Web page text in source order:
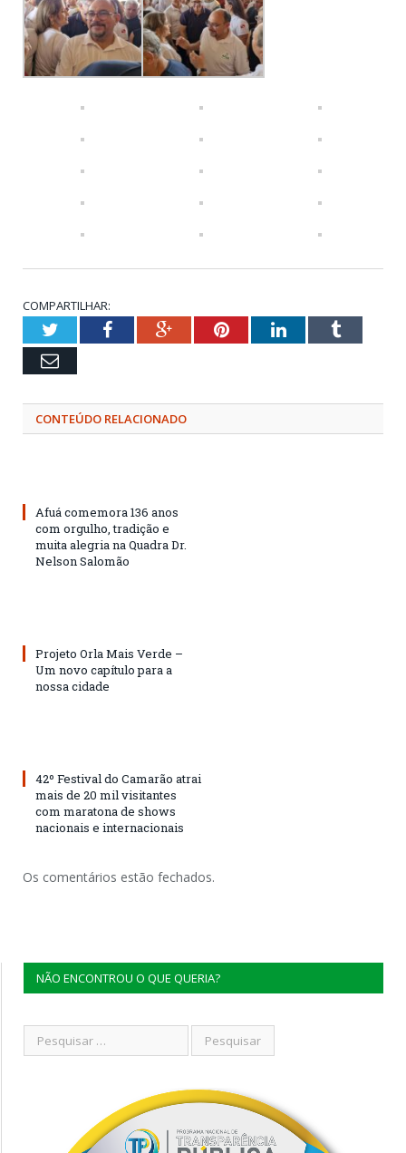
COMPARTILHAR:
TwitterFacebookGoogle+PinterestLinkedInTumblr
Email
CONTEÚDO RELACIONADO
Afuá comemora 136 anos
com orgulho, tradição e
muita alegria na Quadra Dr.
Nelson Salomão
Projeto Orla Mais Verde –
Um novo capítulo para a
nossa cidade
42º Festival do Camarão atrai
mais de 20 mil visitantes
com maratona de shows
nacionais e internacionais
Os comentários estão fechados.
NÃO ENCONTROU O QUE QUERIA?